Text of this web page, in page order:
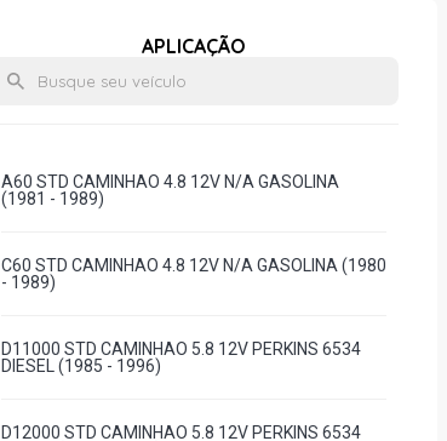
APLICAÇÃO
A60 STD CAMINHAO 4.8 12V N/A GASOLINA
(1981 - 1989)
C60 STD CAMINHAO 4.8 12V N/A GASOLINA (1980
- 1989)
D11000 STD CAMINHAO 5.8 12V PERKINS 6534
DIESEL (1985 - 1996)
D12000 STD CAMINHAO 5.8 12V PERKINS 6534